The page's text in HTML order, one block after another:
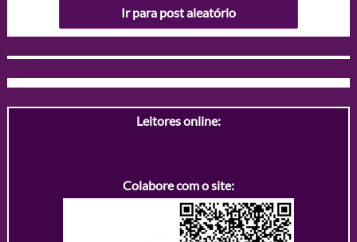
Ir para post aleatório
Leitores online:
Colabore com o site: